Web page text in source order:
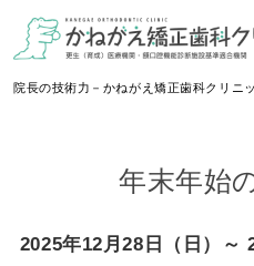
院長の技術力－かねがえ矯正歯科クリニ
治療期間・流れ
年末年始
2025年12月28日（日）～